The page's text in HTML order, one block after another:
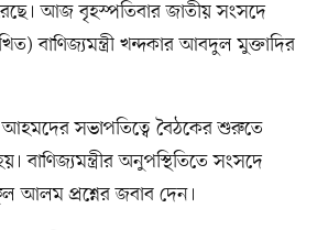
আজ বৃহস্পতিবার জাতীয় সংসদে
বাণিজ্যমন্ত্রী খন্দকার আবদুল মুক্তাদির
আহমদের সভাপতিত্বে বৈঠকের শুরুতে
বাণিজ্যমন্ত্রীর অনুপস্থিতিতে সংসদে
আলম প্রশ্নের জবাব দেন।